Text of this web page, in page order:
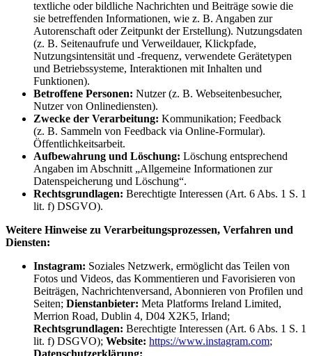
textliche oder bildliche Nachrichten und Beiträge sowie die
sie betreffenden Informationen, wie z. B. Angaben zur
Autorenschaft oder Zeitpunkt der Erstellung). Nutzungsdaten
(z. B. Seitenaufrufe und Verweildauer, Klickpfade,
Nutzungsintensität und -frequenz, verwendete Gerätetypen
und Betriebssysteme, Interaktionen mit Inhalten und
Funktionen).
Betroffene Personen: Nutzer (z. B. Webseitenbesucher,
Nutzer von Onlinediensten).
Zwecke der Verarbeitung: Kommunikation; Feedback
(z. B. Sammeln von Feedback via Online-Formular).
Öffentlichkeitsarbeit.
Aufbewahrung und Löschung: Löschung entsprechend
Angaben im Abschnitt „Allgemeine Informationen zur
Datenspeicherung und Löschung“.
Rechtsgrundlagen: Berechtigte Interessen (Art. 6 Abs. 1 S. 1
lit. f) DSGVO).
Weitere Hinweise zu Verarbeitungsprozessen, Verfahren und
Diensten:
Instagram: Soziales Netzwerk, ermöglicht das Teilen von
Fotos und Videos, das Kommentieren und Favorisieren von
Beiträgen, Nachrichtenversand, Abonnieren von Profilen und
Seiten; Dienstanbieter: Meta Platforms Ireland Limited,
Merrion Road, Dublin 4, D04 X2K5, Irland;
Rechtsgrundlagen: Berechtigte Interessen (Art. 6 Abs. 1 S. 1
lit. f) DSGVO); Website: https://www.instagram.com;
Datenschutzerklärung: